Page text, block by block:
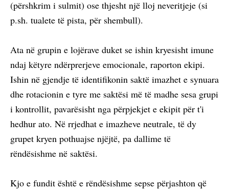
(përshkrim i sulmit) ose thjesht një lloj neveritjeje (si
p.sh. tualete të pista, për shembull).
Ata në grupin e lojërave duket se ishin kryesisht imune
ndaj këtyre ndërprerjeve emocionale, raporton ekipi.
Ishin në gjendje të identifikonin saktë imazhet e synuara
dhe rotacionin e tyre me saktësi më të madhe sesa grupi
i kontrollit, pavarësisht nga përpjekjet e ekipit për t'i
hedhur ato. Në rrjedhat e imazheve neutrale, të dy
grupet kryen pothuajse njëjtë, pa dallime të
rëndësishme në saktësi.
Kjo e fundit është e rëndësishme sepse përjashton që